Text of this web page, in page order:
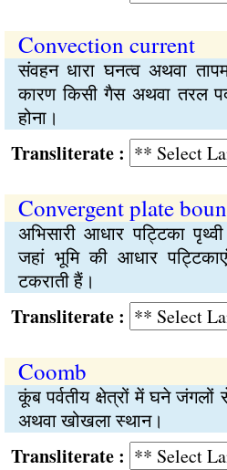
Convection current
संवहन धारा घनत्व अथवा
कारण किसी गैस अथवा तरल
होना।
:
Convergent plate
अभिसारी आधार पट्‍टिका
जहां भूमि की आधार
टकराती हैं।
:
Coomb
कूंब पर्वतीय क्षेत्रों में घने जंगलों
अथवा खोखला स्थान।
: